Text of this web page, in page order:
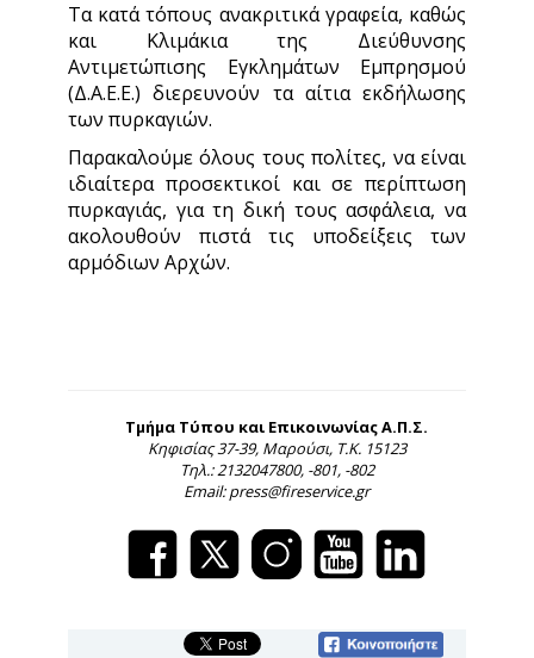
Τα κατά τόπους ανακριτικά γραφεία, καθώς
και Κλιμάκια της Διεύθυνσης
Αντιμετώπισης Εγκλημάτων Εμπρησμού
(Δ.Α.Ε.Ε.) διερευνούν τα αίτια εκδήλωσης
των πυρκαγιών.
Παρακαλούμε όλους τους πολίτες, να είναι
ιδιαίτερα προσεκτικοί και σε περίπτωση
πυρκαγιάς, για τη δική τους ασφάλεια, να
ακολουθούν πιστά τις υποδείξεις των
αρμόδιων Αρχών.
Τμήμα Τύπου και Επικοινωνίας Α.Π.Σ.
Κηφισίας 37-39, Μαρούσι, Τ.Κ. 15123
Τηλ.: 2132047800, -801, -802
Email: press@fireservice.gr